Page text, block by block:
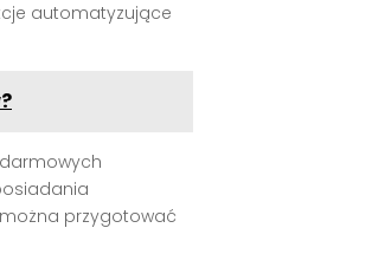
automatyzujące
można przygotować